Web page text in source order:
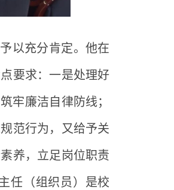
以充分肯定。他在
要求：一是处理好
牢廉洁自律防线；
范行为，又给予关
养，立足岗位职责
任（组织员）是校